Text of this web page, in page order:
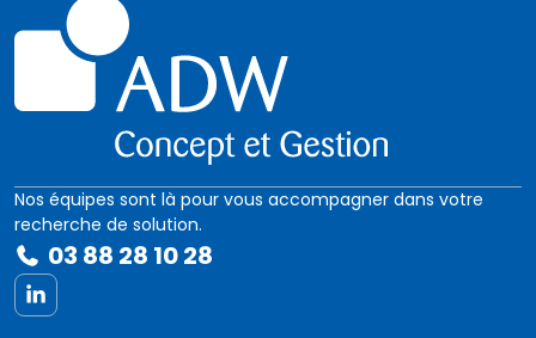
Nos équipes sont là pour vous accompagner dans votre
recherche de solution.
03 88 28 10 28
LinkedIn